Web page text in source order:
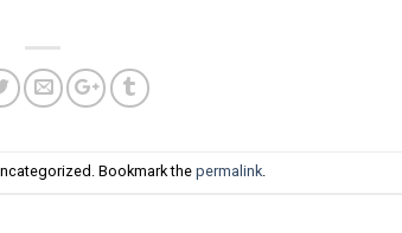
Bookmark the permalink.